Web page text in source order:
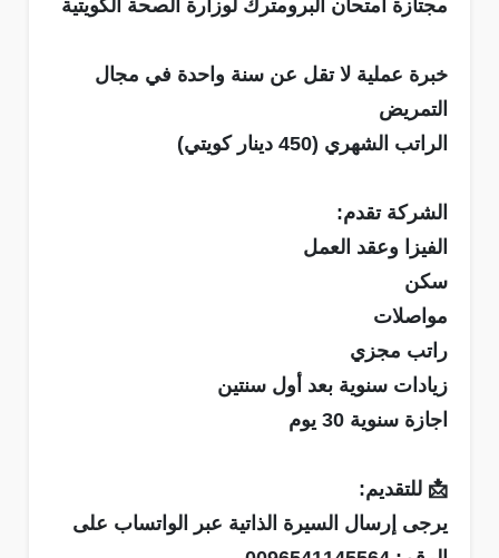
مجتازة امتحان البرومترك لوزارة الصحة الكويتية
خبرة عملية لا تقل عن سنة واحدة في مجال
التمريض
الراتب الشهري (450 دينار كويتي)
الشركة تقدم:
الفيزا وعقد العمل
سكن
مواصلات
راتب مجزي
زيادات سنوية بعد أول سنتين
اجازة سنوية 30 يوم
📩 للتقديم:
يرجى إرسال السيرة الذاتية عبر الواتساب على